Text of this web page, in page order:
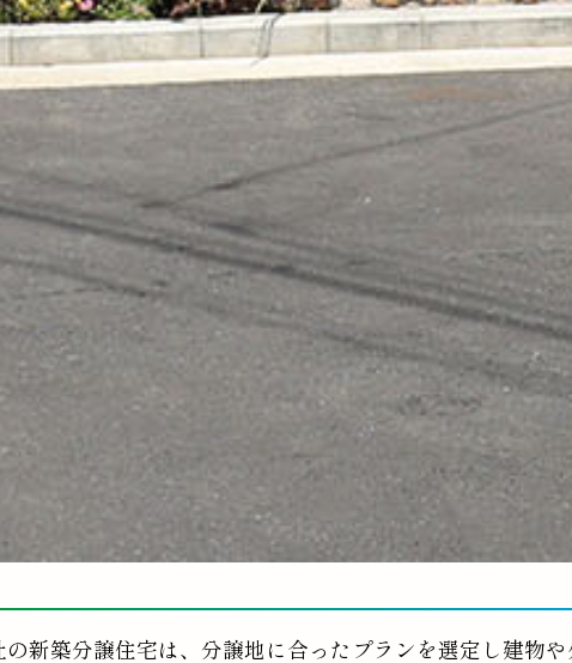
新築分譲住宅は、分譲地に合ったプランを選定し建物